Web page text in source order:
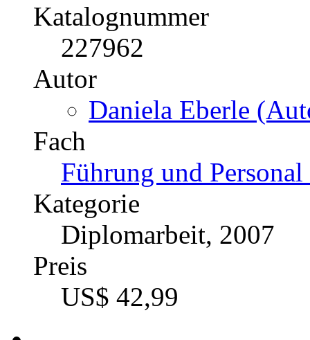
Katalognummer
227962
Autor
Daniela Eberle
Fach
Führung und
Kategorie
Diplomarbeit, 2007
Preis
US$ 42,99